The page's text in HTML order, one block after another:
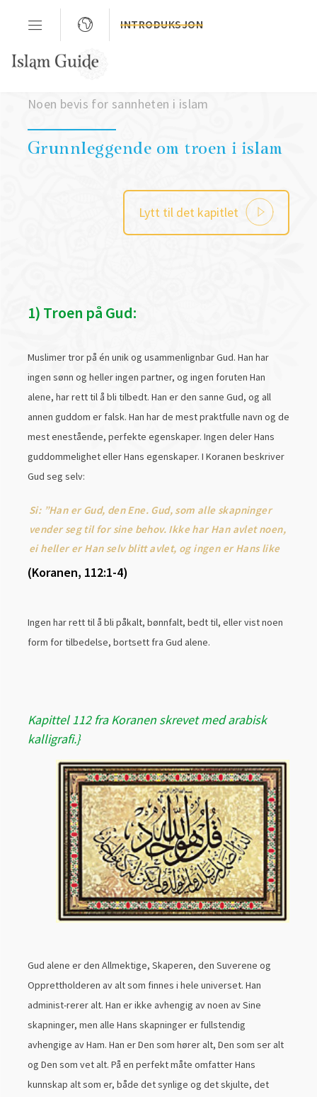
INTRODUKSJON
Noen bevis for sannheten i islam
Grunnleggende om troen i islam
Lytt til det kapitlet
1) Troen på Gud:
Muslimer tror på én unik og usammenlignbar Gud. Han har
ingen sønn og heller ingen partner, og ingen foruten Han
alene, har rett til å bli tilbedt. Han er den sanne Gud, og all
annen guddom er falsk. Han har de mest praktfulle navn og de
mest enestående, perfekte egenskaper. Ingen deler Hans
guddommelighet eller Hans egenskaper. I Koranen beskriver
Gud seg selv:
Si: ”Han er Gud, den Ene. Gud, som alle skapninger
vender seg til for sine behov. Ikke har Han avlet noen,
ei heller er Han selv blitt avlet, og ingen er Hans like
(Koranen, 112:1-4)
Ingen har rett til å bli påkalt, bønnfalt, bedt til, eller vist noen
form for tilbedelse, bortsett fra Gud alene.
Kapittel 112 fra Koranen skrevet med arabisk
kalligrafi.}
Gud alene er den Allmektige, Skaperen, den Suverene og
Opprettholderen av alt som finnes i hele universet. Han
administ-rerer alt. Han er ikke avhengig av noen av Sine
skapninger, men alle Hans skapninger er fullstendig
avhengige av Ham. Han er Den som hører alt, Den som ser alt
og Den som vet alt. På en perfekt måte omfatter Hans
kunnskap alt som er, både det synlige og det skjulte, det